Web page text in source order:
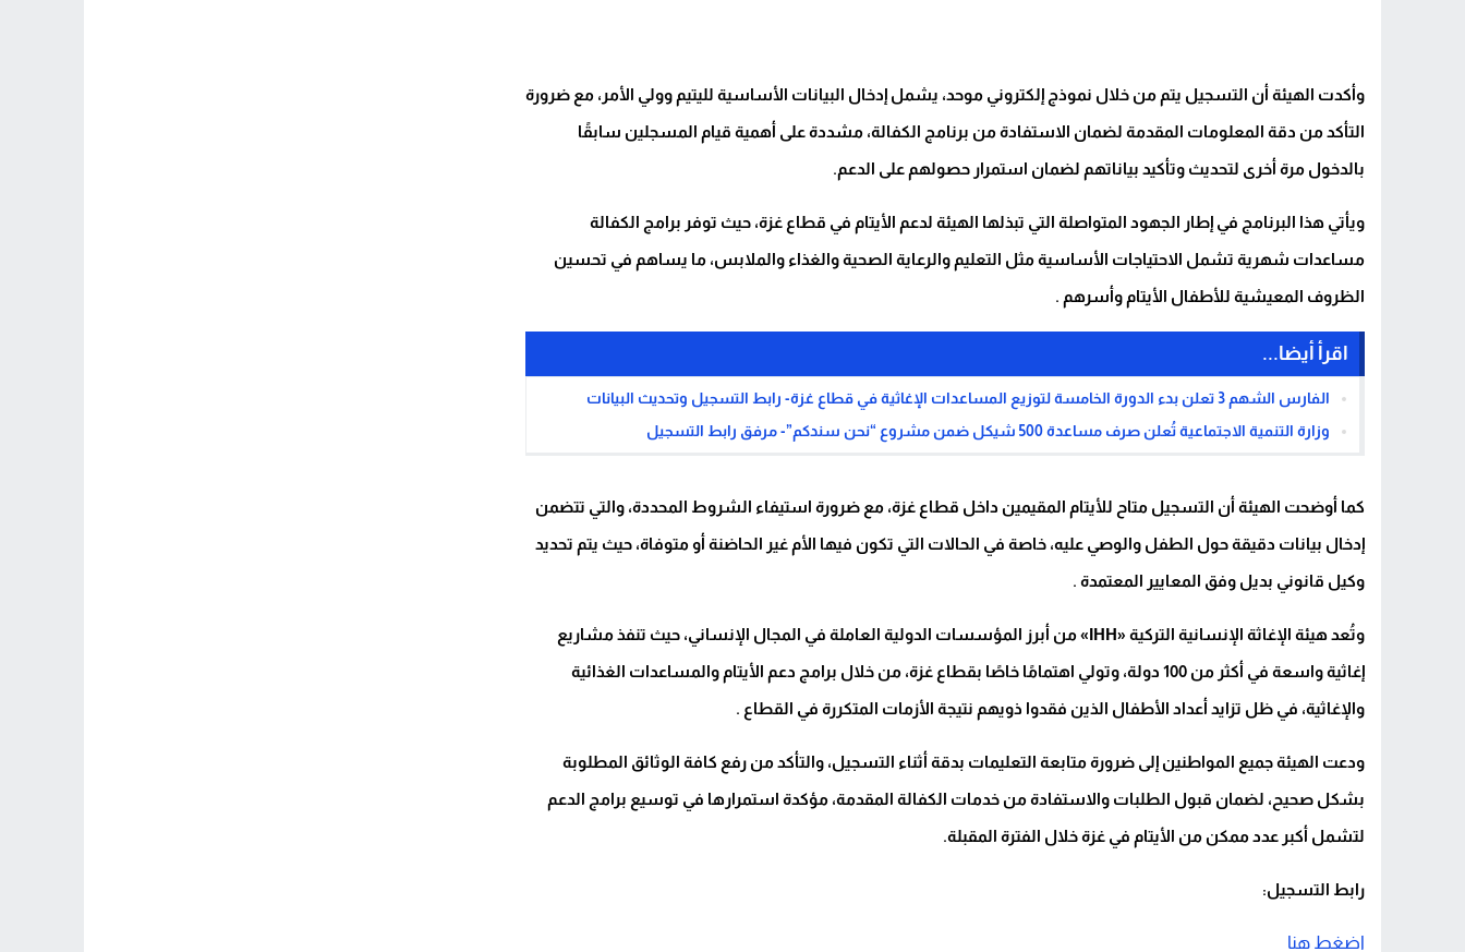
وأكدت الهيئة أن التسجيل يتم من خلال نموذج إلكتروني موحد، يشمل إدخال البيانات الأساسية لليتيم وولي الأمر، مع ضرورة
التأكد من دقة المعلومات المقدمة لضمان الاستفادة من برنامج الكفالة، مشددة على أهمية قيام المسجلين سابقًا
بالدخول مرة أخرى لتحديث وتأكيد بياناتهم لضمان استمرار حصولهم على الدعم.
ويأتي هذا البرنامج في إطار الجهود المتواصلة التي تبذلها الهيئة لدعم الأيتام في قطاع غزة، حيث توفر برامج الكفالة
مساعدات شهرية تشمل الاحتياجات الأساسية مثل التعليم والرعاية الصحية والغذاء والملابس، ما يساهم في تحسين
الظروف المعيشية للأطفال الأيتام وأسرهم .
اقرأ أيضا...
الفارس الشهم 3 تعلن بدء الدورة الخامسة لتوزيع المساعدات الإغاثية في قطاع غزة- رابط التسجيل وتحديث البيانات
وزارة التنمية الاجتماعية تُعلن صرف مساعدة 500 شيكل ضمن مشروع “نحن سندكم”- مرفق رابط التسجيل
كما أوضحت الهيئة أن التسجيل متاح للأيتام المقيمين داخل قطاع غزة، مع ضرورة استيفاء الشروط المحددة، والتي تتضمن
إدخال بيانات دقيقة حول الطفل والوصي عليه، خاصة في الحالات التي تكون فيها الأم غير الحاضنة أو متوفاة، حيث يتم تحديد
وكيل قانوني بديل وفق المعايير المعتمدة .
وتُعد هيئة الإغاثة الإنسانية التركية «IHH» من أبرز المؤسسات الدولية العاملة في المجال الإنساني، حيث تنفذ مشاريع
إغاثية واسعة في أكثر من 100 دولة، وتولي اهتمامًا خاصًا بقطاع غزة، من خلال برامج دعم الأيتام والمساعدات الغذائية
والإغاثية، في ظل تزايد أعداد الأطفال الذين فقدوا ذويهم نتيجة الأزمات المتكررة في القطاع .
ودعت الهيئة جميع المواطنين إلى ضرورة متابعة التعليمات بدقة أثناء التسجيل، والتأكد من رفع كافة الوثائق المطلوبة
بشكل صحيح، لضمان قبول الطلبات والاستفادة من خدمات الكفالة المقدمة، مؤكدة استمرارها في توسيع برامج الدعم
لتشمل أكبر عدد ممكن من الأيتام في غزة خلال الفترة المقبلة.
رابط التسجيل:
اضغط هنا